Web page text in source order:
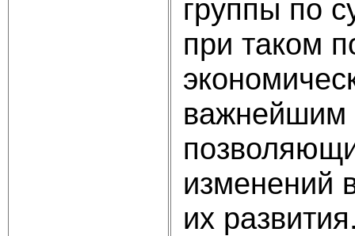
группы по
при таком
важнейшим
изменений
их